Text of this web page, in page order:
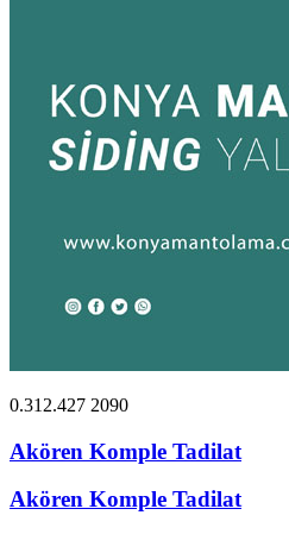
0.312.427 2090
Akören Komple Tadilat
Akören Komple Tadilat